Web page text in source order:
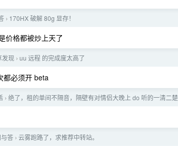
› 170HX 破解 80g 显存！
价格都被炒上天了
发现 › uu 远程 的完成度太高了
都必须开 beta
› 绝了，租的单间不隔音，隔壁有对情侣大晚上 do 听的一清二楚
答 › 云雾跑路了，求推荐中转站。